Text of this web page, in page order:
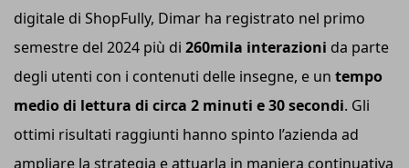
digitale di ShopFully, Dimar ha registrato nel primo
semestre del 2024 più di 260mila interazioni da parte
degli utenti con i contenuti delle insegne, e un tempo
medio di lettura di circa 2 minuti e 30 secondi. Gli
ottimi risultati raggiunti hanno spinto l’azienda ad
ampliare la strategia e attuarla in maniera continuativa